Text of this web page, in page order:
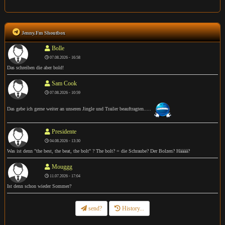
Jenny.Fm Shoutbox
Bolle
07.08.2026 - 16:58
Das schreiben die aber bold!
Sam Cook
07.08.2026 - 10:59
Das gebe ich gerne weiter an unseren Jingle und Trailer beauftragten.....
Presidente
04.08.2026 - 13:30
Was ist denn "the best, the beat, the bolt" ? The bolt? = die Schraube? Der Bolzen? Hääää?
Mouggg
11.07.2026 - 17:04
Ist denn schon wieder Sommer?
send? History...